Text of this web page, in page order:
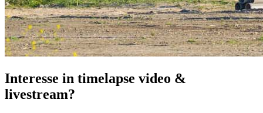
Interesse in timelapse video &
livestream?